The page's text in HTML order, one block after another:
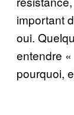
important
oui.
entendre
pourquoi,